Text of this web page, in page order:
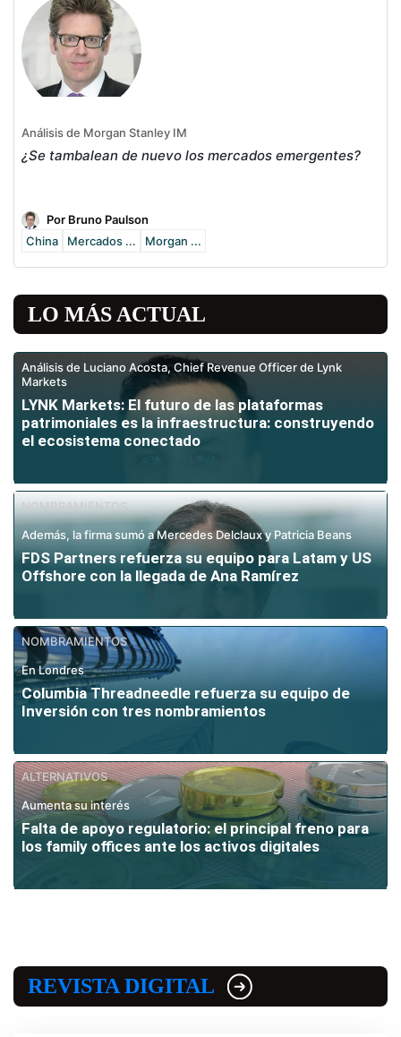
Análisis de Morgan Stanley IM
¿Se tambalean de nuevo los mercados emergentes?
Por Bruno Paulson
China
Mercados ... Morgan ...
LO MÁS ACTUAL
Análisis de Luciano Acosta, Chief Revenue Officer de Lynk
Markets
LYNK Markets: El futuro de las plataformas
patrimoniales es la infraestructura: construyendo
el ecosistema conectado
NOMBRAMIENTOS
Además, la firma sumó a Mercedes Delclaux y Patricia Beans
FDS Partners refuerza su equipo para Latam y US
Offshore con la llegada de Ana Ramírez
NOMBRAMIENTOS
En Londres
Columbia Threadneedle refuerza su equipo de
Inversión con tres nombramientos
ALTERNATIVOS
Aumenta su interés
Falta de apoyo regulatorio: el principal freno para
los family offices ante los activos digitales
REVISTA DIGITAL